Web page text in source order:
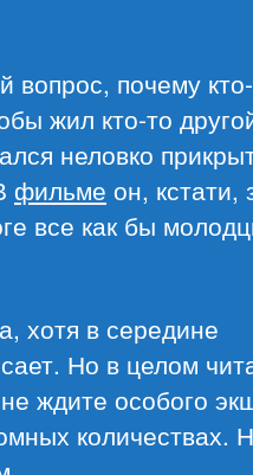
почему
жил кто-то
неловко
фильме он, кстати,
все как бы
хотя в середине
Но в целом
ждите особого
количествах.